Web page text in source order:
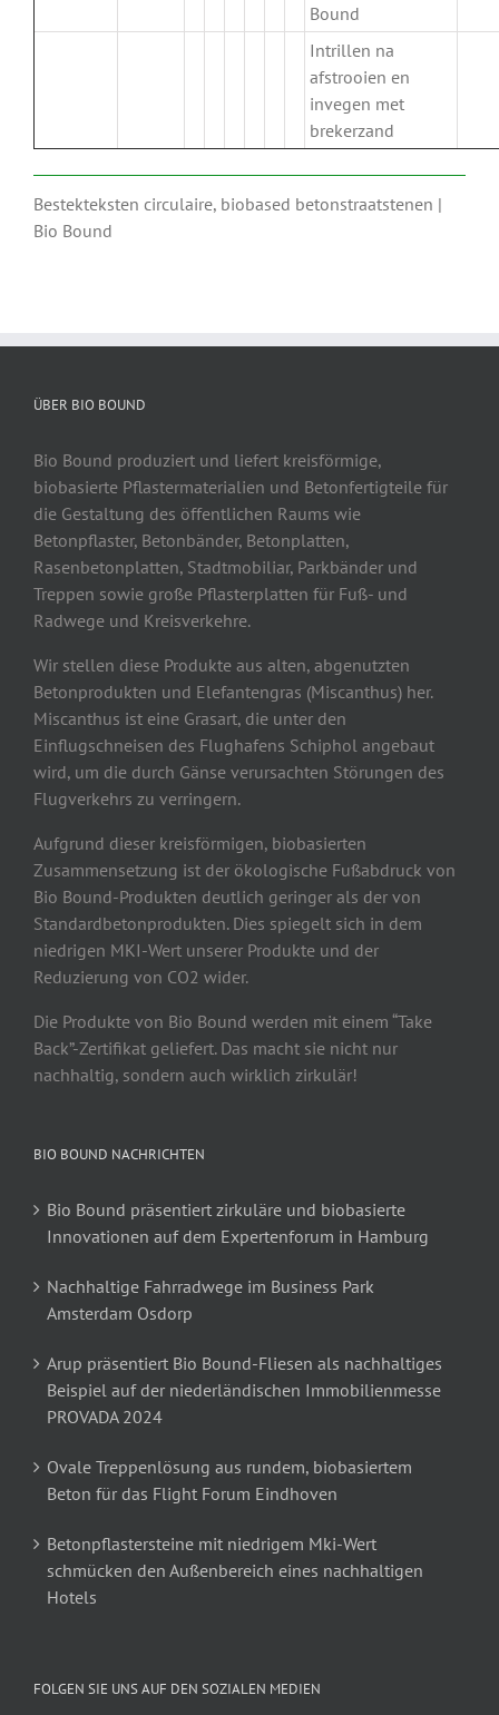
Bound
Intrillen na
afstrooien en
invegen met
brekerzand
Bestekteksten circulaire, biobased betonstraatstenen |
Bio Bound
ÜBER BIO BOUND
Bio Bound produziert und liefert kreisförmige,
biobasierte Pflastermaterialien und Betonfertigteile für
die Gestaltung des öffentlichen Raums wie
Betonpflaster, Betonbänder, Betonplatten,
Rasenbetonplatten, Stadtmobiliar, Parkbänder und
Treppen sowie große Pflasterplatten für Fuß- und
Radwege und Kreisverkehre.
Wir stellen diese Produkte aus alten, abgenutzten
Betonprodukten und Elefantengras (Miscanthus) her.
Miscanthus ist eine Grasart, die unter den
Einflugschneisen des Flughafens Schiphol angebaut
wird, um die durch Gänse verursachten Störungen des
Flugverkehrs zu verringern.
Aufgrund dieser kreisförmigen, biobasierten
Zusammensetzung ist der ökologische Fußabdruck von
Bio Bound-Produkten deutlich geringer als der von
Standardbetonprodukten. Dies spiegelt sich in dem
niedrigen MKI-Wert unserer Produkte und der
Reduzierung von CO2 wider.
Die Produkte von Bio Bound werden mit einem “Take
Back”-Zertifikat geliefert. Das macht sie nicht nur
nachhaltig, sondern auch wirklich zirkulär!
BIO BOUND NACHRICHTEN
Bio Bound präsentiert zirkuläre und biobasierte
Innovationen auf dem Expertenforum in Hamburg
Nachhaltige Fahrradwege im Business Park
Amsterdam Osdorp
Arup präsentiert Bio Bound-Fliesen als nachhaltiges
Beispiel auf der niederländischen Immobilienmesse
PROVADA 2024
Ovale Treppenlösung aus rundem, biobasiertem
Beton für das Flight Forum Eindhoven
Betonpflastersteine mit niedrigem Mki-Wert
schmücken den Außenbereich eines nachhaltigen
Hotels
FOLGEN SIE UNS AUF DEN SOZIALEN MEDIEN